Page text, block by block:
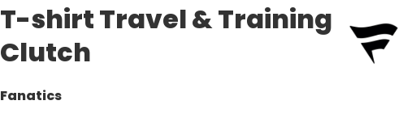
T-shirt Travel & Training
Clutch
Fanatics